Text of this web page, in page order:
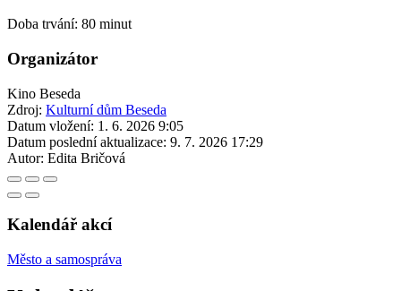
Doba trvání: 80 minut
Organizátor
Kino Beseda
Zdroj: Kulturní dům Beseda
Datum vložení: 1. 6. 2026 9:05
Datum poslední aktualizace: 9. 7. 2026 17:29
Autor: Edita Bričová
Kalendář akcí
Město a samospráva